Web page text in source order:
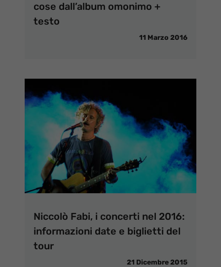
cose dall’album omonimo +
testo
11 Marzo 2016
Niccolò Fabi, i concerti nel 2016:
informazioni date e biglietti del
tour
21 Dicembre 2015